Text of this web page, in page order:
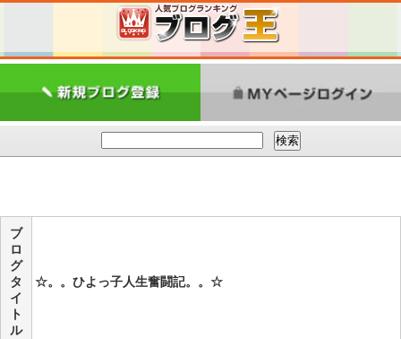
ブ
ロ
グ
タ
イ
ト
ル
☆。。ひよっ子人生奮闘記。。☆